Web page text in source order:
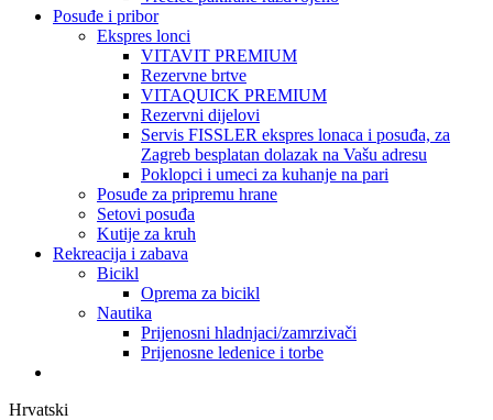
Posuđe i pribor
Ekspres lonci
VITAVIT PREMIUM
Rezervne brtve
VITAQUICK PREMIUM
Rezervni dijelovi
Servis FISSLER ekspres lonaca i posuđa, za
Zagreb besplatan dolazak na Vašu adresu
Poklopci i umeci za kuhanje na pari
Posuđe za pripremu hrane
Setovi posuđa
Kutije za kruh
Rekreacija i zabava
Bicikl
Oprema za bicikl
Nautika
Prijenosni hladnjaci/zamrzivači
Prijenosne ledenice i torbe
Hrvatski